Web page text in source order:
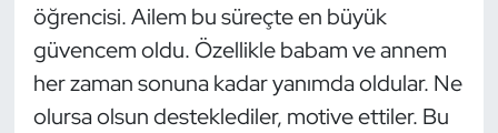
öğrencisi. Ailem bu süreçte en büyük
güvencem oldu. Özellikle babam ve annem
her zaman sonuna kadar yanımda oldular. Ne
olursa olsun desteklediler, motive ettiler. Bu
Masa Tenisi
Modern Pentatlon